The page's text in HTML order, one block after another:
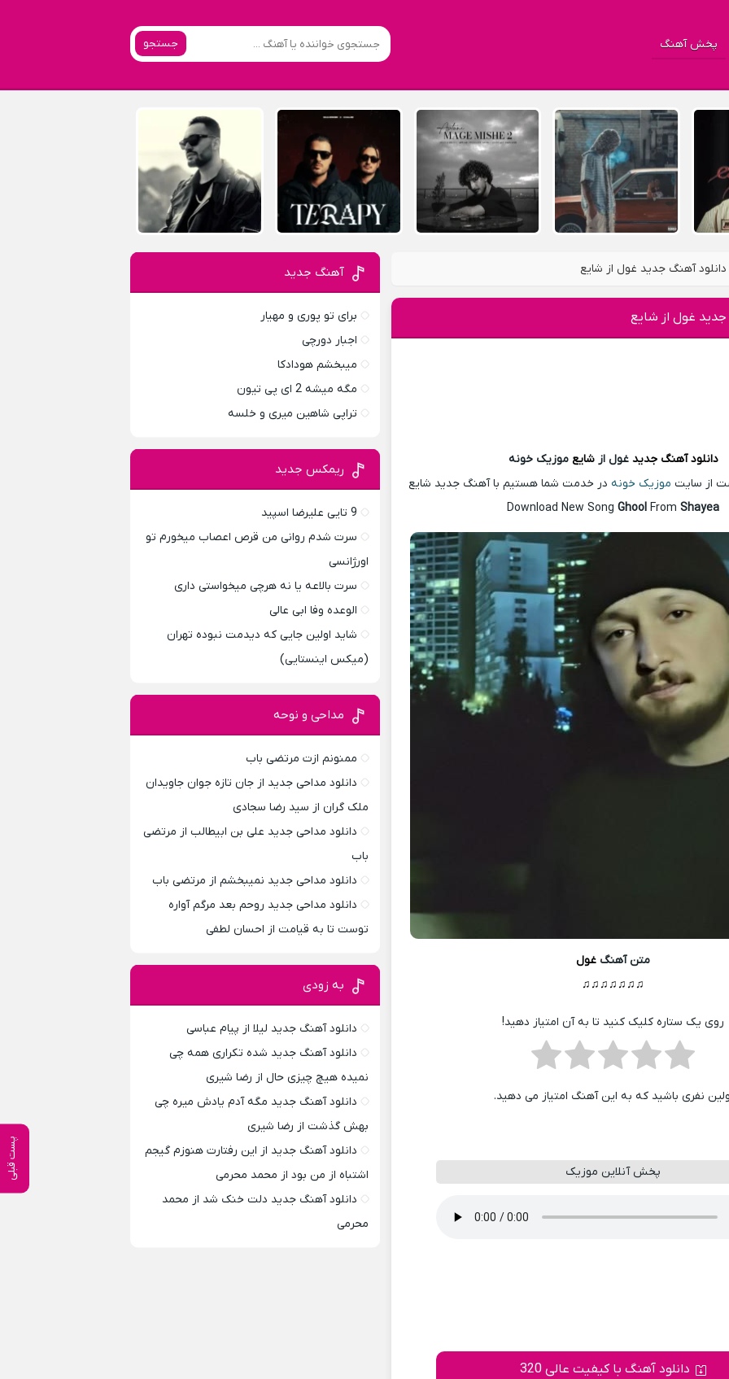
پخش آهنگ جستجو
دانلود آهنگ جدید غول از شایع
پست قبلی
جدید غول از شایع
دانلود آهنگ جدید غول ازشایع موزیک خونه
از سایت موزیک خونه در خدمت شما هستیم با آهنگ جدید شایع
Download New SongGhool FromShayea
متن آهنگ غول
♫♫♫♫♫♫♫
روی یک ستاره کلیک کنید تا به آن امتیاز دهید!
نفری باشید که به این آهنگ امتیاز می دهید.
پخش آنلاین موزیک
دانلود آهنگ با کیفیت عالی 320
آهنگ جدید
برای تو پوری و مهیار
اجبار دورچی
میبخشم هودادکا
مگه میشه 2 ای پی تیون
تراپی شاهین میری و خلسه
ریمکس جدید
9 تایی علیرضا اسپید
سرت شدم روانی من قرص اعصاب میخورم تو
اورژانسی
سرت بالاعه یا نه هرچی میخواستی داری
الوعده وفا ابی عالی
شاید اولین جایی که دیدمت نبوده تهران
(میکس اینستایی)
مداحی و نوحه
ممنونم ازت مرتضی باب
دانلود مداحی جدید از جان تازه جوان جاویدان
ملک گران از سید رضا سجادی
دانلود مداحی جدید علی بن ابیطالب از مرتضی
باب
دانلود مداحی جدید نمیبخشم از مرتضی باب
دانلود مداحی جدید روحم بعد مرگم آواره
توست تا به قیامت از احسان لطفی
به زودی
دانلود آهنگ جدید لیلا از پیام عباسی
دانلود آهنگ جدید شده تکراری همه چی
نمیده هیچ چیزی حال از رضا شیری
دانلود آهنگ جدید مگه آدم یادش میره چی
بهش گذشت از رضا شیری
دانلود آهنگ جدید از این رفتارت هنوزم گیجم
اشتباه از من بود از محمد محرمی
دانلود آهنگ جدید دلت خنک شد از محمد
محرمی